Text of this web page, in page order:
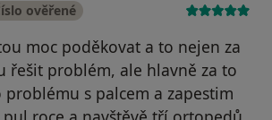
ověřené
moc poděkovat a to nejen za
řešit problém, ale hlavně za to
s palcem a zapestim